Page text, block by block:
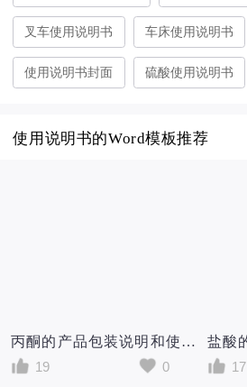
叉车使用说明书 车床使用说明书
使用说明书封面 硫酸使用说明书
使用说明书的Word模板推荐
丙酮的产品包装说明和使用说明书
19
0
17